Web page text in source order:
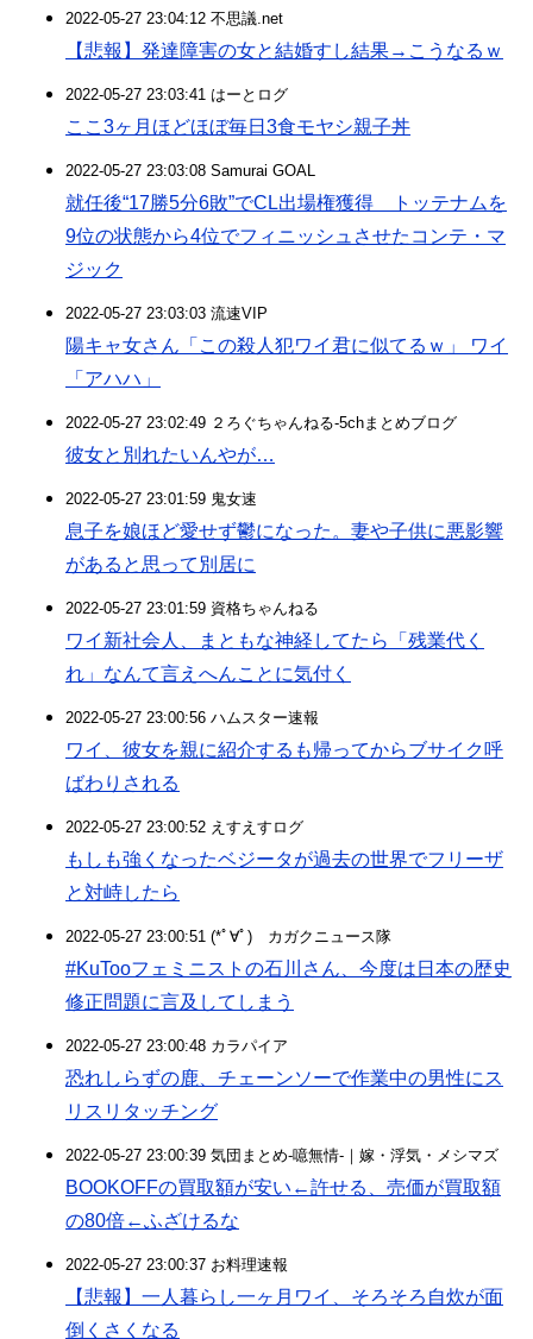
2022-05-27 23:04:12 不思議.net
【悲報】発達障害の女と結婚すし結果→こうなるｗ
2022-05-27 23:03:41 はーとログ
ここ3ヶ月ほどほぼ毎日3食モヤシ親子丼
2022-05-27 23:03:08 Samurai GOAL
就任後“17勝5分6敗”でCL出場権獲得 トッテナムを
9位の状態から4位でフィニッシュさせたコンテ・マ
ジック
2022-05-27 23:03:03 流速VIP
陽キャ女さん「この殺人犯ワイ君に似てるｗ」 ワイ
「アハハ」
2022-05-27 23:02:49 ２ろぐちゃんねる-5chまとめブログ
彼女と別れたいんやが…
2022-05-27 23:01:59 鬼女速
息子を娘ほど愛せず鬱になった。妻や子供に悪影響
があると思って別居に
2022-05-27 23:01:59 資格ちゃんねる
ワイ新社会人、まともな神経してたら「残業代く
れ」なんて言えへんことに気付く
2022-05-27 23:00:56 ハムスター速報
ワイ、彼女を親に紹介するも帰ってからブサイク呼
ばわりされる
2022-05-27 23:00:52 えすえすログ
もしも強くなったベジータが過去の世界でフリーザ
と対峙したら
2022-05-27 23:00:51 (*ﾟ∀ﾟ)ゞカガクニュース隊
#KuTooフェミニストの石川さん、今度は日本の歴史
修正問題に言及してしまう
2022-05-27 23:00:48 カラパイア
恐れしらずの鹿、チェーンソーで作業中の男性にス
リスリタッチング
2022-05-27 23:00:39 気団まとめ-噫無情-｜嫁・浮気・メシマズ
BOOKOFFの買取額が安い←許せる、売価が買取額
の80倍←ふざけるな
2022-05-27 23:00:37 お料理速報
【悲報】一人暮らし一ヶ月ワイ、そろそろ自炊が面
倒くさくなる